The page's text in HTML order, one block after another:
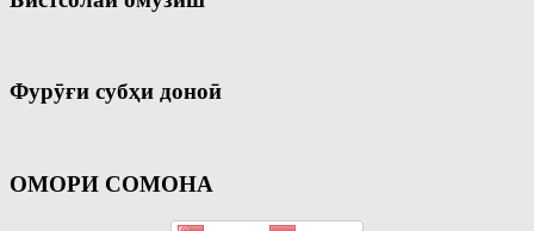
Фурӯғи субҳи доноӣ
ОМОРИ СОМОНА